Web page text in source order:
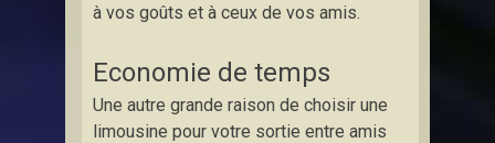
à vos goûts et à ceux de vos amis.
Economie de temps
Une autre grande raison de choisir une
limousine pour votre sortie entre amis